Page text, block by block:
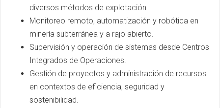
diversos métodos de explotación.
Monitoreo remoto, automatización y robótica en
minería subterránea y a rajo abierto.
Supervisión y operación de sistemas desde Centros
Integrados de Operaciones.
Gestión de proyectos y administración de recursos
en contextos de eficiencia, seguridad y
sostenibilidad.